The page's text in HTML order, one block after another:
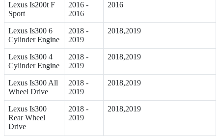
Lexus Is200t F
Sport
2016 -
2016
2016
Lexus Is300 6
Cylinder Engine
2018 -
2019
2018,2019
Lexus Is300 4
Cylinder Engine
2018 -
2019
2018,2019
Lexus Is300 All
Wheel Drive
2018 -
2019
2018,2019
Lexus Is300
Rear Wheel
Drive
2018 -
2019
2018,2019